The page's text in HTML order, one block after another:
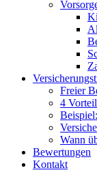
Freier
4
Wann
Bewertungen
Kontakt